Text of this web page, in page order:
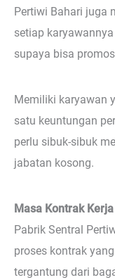
Pertiwi Bahari juga
setiap
supaya bisa
Memiliki karyawan
satu keuntungan
perlu sibuk-sibuk
jabatan kosong.
Masa Kontrak
Pabrik Sentral
proses kontrak
tergantung dari